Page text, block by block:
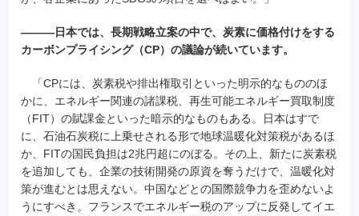
―――日本では、長期戦略立案の中で、炭素に価格付けをする
カーボンプライシング（CP）の議論が続いています。
「CPには、炭素税や排出権取引といった明示的なもののほ
かに、エネルギー関連の諸課税、再生可能エネルギー買取制度
（FIT）の賦課金といった暗示的なものもある。日本はすで
に、石油石炭税に上乗せされる形で地球温暖化対策税があるほ
か、FITの国民負担は2兆円超にのぼる。その上、新たに炭素税
を追加しても、企業の技術開発の原資を奪うだけで、温暖化対
策が進むとは思えない。中国などとの国際競争力を歪めないよ
うにすべき。フランスでエネルギー税のアップに反発してイエ